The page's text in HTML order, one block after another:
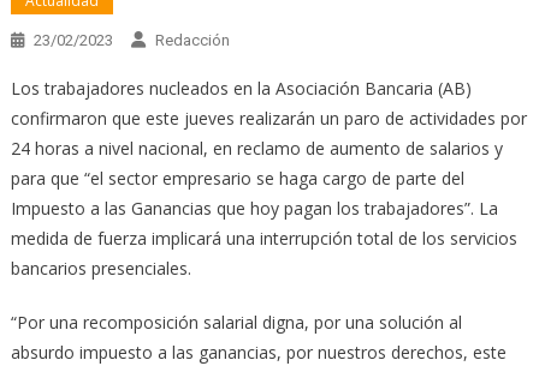
23/02/2023 Redacción
Los trabajadores nucleados en la Asociación Bancaria (AB)
confirmaron que este jueves realizarán un paro de actividades por
24 horas a nivel nacional, en reclamo de aumento de salarios y
para que “el sector empresario se haga cargo de parte del
Impuesto a las Ganancias que hoy pagan los trabajadores”. La
medida de fuerza implicará una interrupción total de los servicios
bancarios presenciales.
“Por una recomposición salarial digna, por una solución al
absurdo impuesto a las ganancias, por nuestros derechos, este